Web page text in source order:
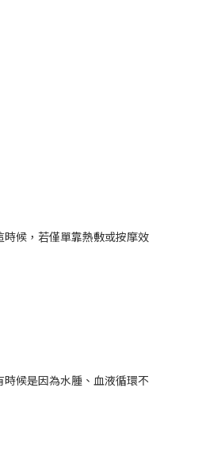
候，若僅單靠熱敷或按摩效
候是因為水腫、血液循環不